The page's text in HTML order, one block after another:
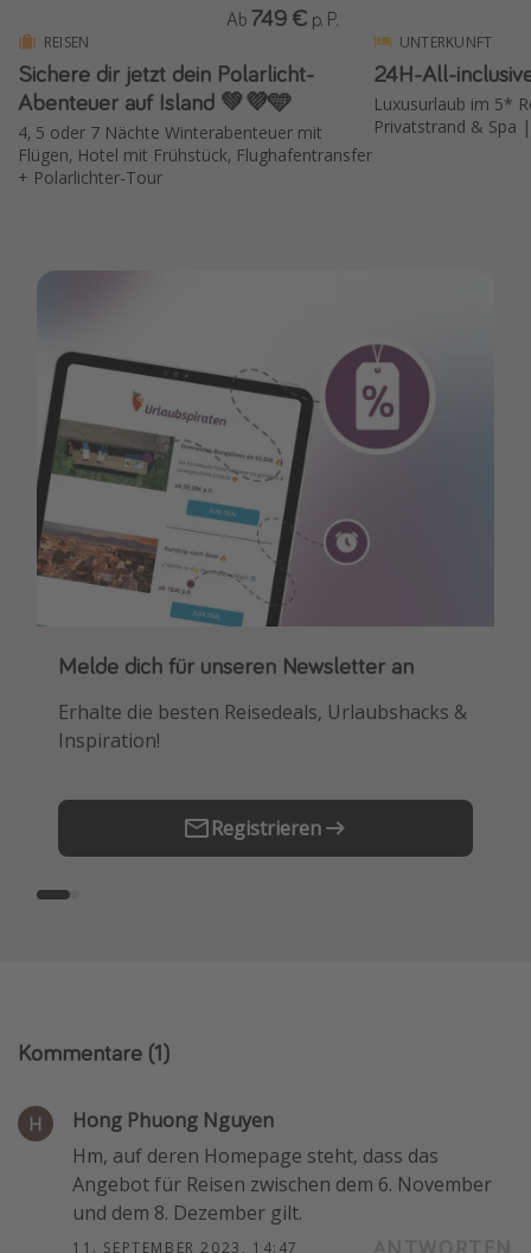
REISEN
Sichere dir jetzt dein Polarlicht-
Abenteuer auf Island 💚💜🩵
4, 5 oder 7 Nächte Winterabenteuer mit
Flügen, Hotel mit Frühstück, Flughafentransfer
+ Polarlichter-Tour
Ab 749 € p. P.
UNTERKUNFT
24H-All-
Luxusurlaub im 5*
Privatstrand & Spa
Melde dich für unseren Newsletter an
Erhalte die besten Reisedeals, Urlaubshacks &
Inspiration!
Registrieren
Downloade unsere App
Buche die besten Reiseschnäppchen als
Erstes.
Kommentare (1)
Hong Phuong Nguyen
Hm, auf deren Homepage steht, dass das
Angebot für Reisen zwischen dem 6. November
und dem 8. Dezember gilt.
11. SEPTEMBER 2023, 14:47